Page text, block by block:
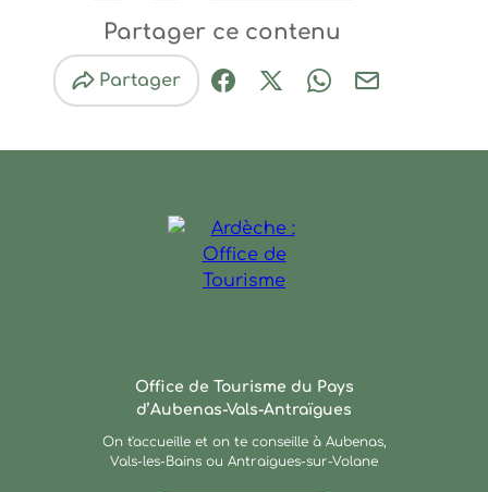
Partager ce contenu
Partager
Partager sur Facebook
Partager sur X / Twitter
Partager sur
Partager par
Office de Tourisme du Pays
d’Aubenas-Vals-Antraïgues
On t'accueille et on te conseille à Aubenas,
Vals-les-Bains ou Antraigues-sur-Volane